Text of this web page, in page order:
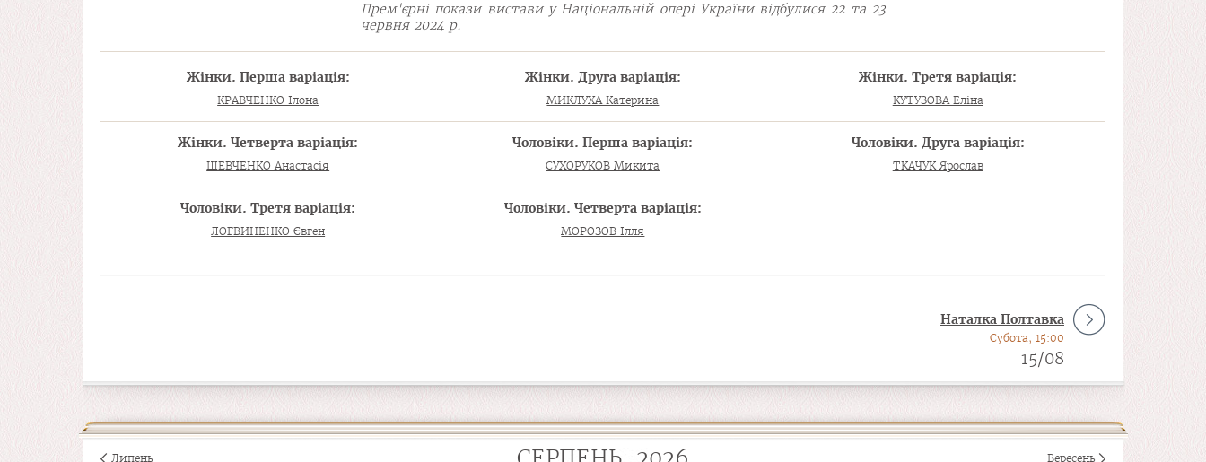
Прем'єрні покази вистави у Національній опері України відбулися 22 та 23
червня 2024 р.
Жінки. Перша варіація:
КРАВЧЕНКО Ілона
Жінки. Друга варіація:
МИКЛУХА Катерина
Жінки. Третя варіація:
КУТУЗОВА Еліна
Жінки. Четверта варіація:
ШЕВЧЕНКО Анастасія
Чоловіки. Перша варіація:
СУХОРУКОВ Микита
Чоловіки. Друга варіація:
ТКАЧУК Ярослав
Чоловіки. Третя варіація:
ЛОГВИНЕНКО Євген
Чоловіки. Четверта варіація:
МОРОЗОВ Ілля
Наталка Полтавка
Субота, 15:00
15/08
Вересень
Липень